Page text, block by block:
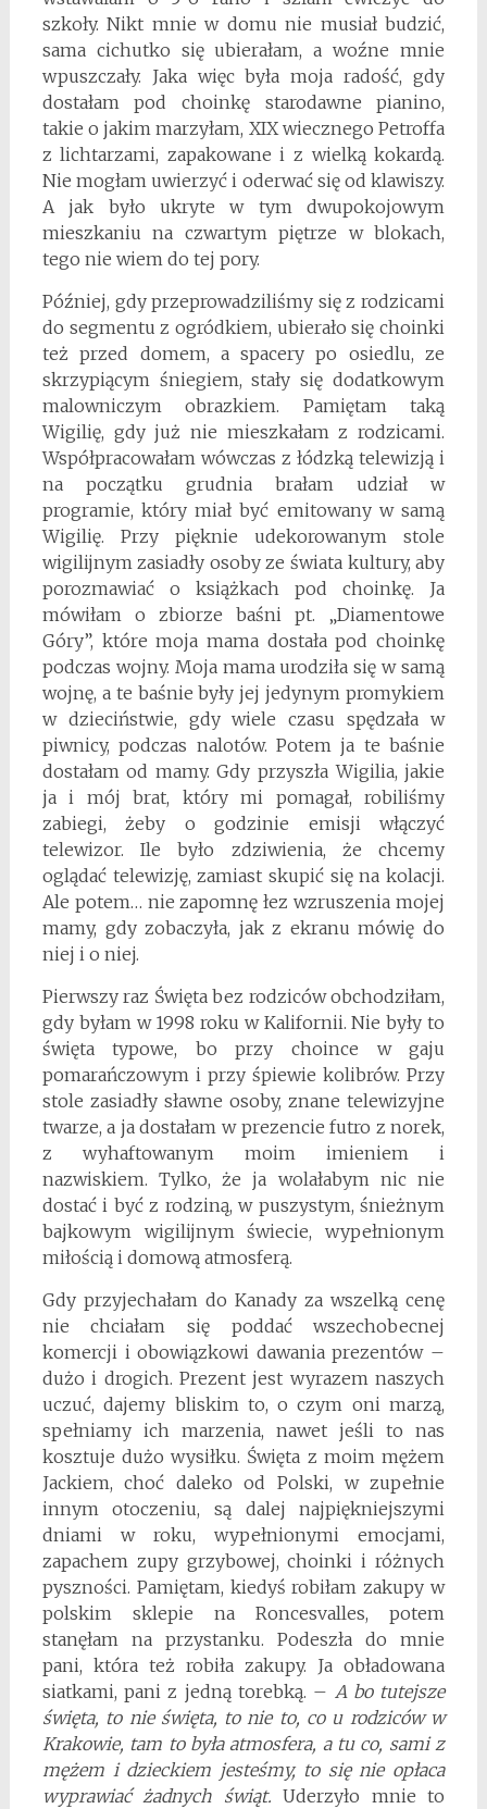
szkoły. Nikt mnie w domu nie musiał budzić,
sama cichutko się ubierałam, a woźne mnie
wpuszczały. Jaka więc była moja radość, gdy
dostałam pod choinkę starodawne pianino,
takie o jakim marzyłam, XIX wiecznego Petroffa
z lichtarzami, zapakowane i z wielką kokardą.
Nie mogłam uwierzyć i oderwać się od klawiszy.
A jak było ukryte w tym dwupokojowym
mieszkaniu na czwartym piętrze w blokach,
tego nie wiem do tej pory.
Później, gdy przeprowadziliśmy się z rodzicami
do segmentu z ogródkiem, ubierało się choinki
też przed domem, a spacery po osiedlu, ze
skrzypiącym śniegiem, stały się dodatkowym
malowniczym obrazkiem. Pamiętam taką
Wigilię, gdy już nie mieszkałam z rodzicami.
Współpracowałam wówczas z łódzką telewizją i
na początku grudnia brałam udział w
programie, który miał być emitowany w samą
Wigilię. Przy pięknie udekorowanym stole
wigilijnym zasiadły osoby ze świata kultury, aby
porozmawiać o książkach pod choinkę. Ja
mówiłam o zbiorze baśni pt. „Diamentowe
Góry”, które moja mama dostała pod choinkę
podczas wojny. Moja mama urodziła się w samą
wojnę, a te baśnie były jej jedynym promykiem
w dzieciństwie, gdy wiele czasu spędzała w
piwnicy, podczas nalotów. Potem ja te baśnie
dostałam od mamy. Gdy przyszła Wigilia, jakie
ja i mój brat, który mi pomagał, robiliśmy
zabiegi, żeby o godzinie emisji włączyć
telewizor. Ile było zdziwienia, że chcemy
oglądać telewizję, zamiast skupić się na kolacji.
Ale potem… nie zapomnę łez wzruszenia mojej
mamy, gdy zobaczyła, jak z ekranu mówię do
niej i o niej.
Pierwszy raz Święta bez rodziców obchodziłam,
gdy byłam w 1998 roku w Kalifornii. Nie były to
święta typowe, bo przy choince w gaju
pomarańczowym i przy śpiewie kolibrów. Przy
stole zasiadły sławne osoby, znane telewizyjne
twarze, a ja dostałam w prezencie futro z norek,
z wyhaftowanym moim imieniem i
nazwiskiem. Tylko, że ja wolałabym nic nie
dostać i być z rodziną, w puszystym, śnieżnym
bajkowym wigilijnym świecie, wypełnionym
miłością i domową atmosferą.
Gdy przyjechałam do Kanady za wszelką cenę
nie chciałam się poddać wszechobecnej
komercji i obowiązkowi dawania prezentów –
dużo i drogich. Prezent jest wyrazem naszych
uczuć, dajemy bliskim to, o czym oni marzą,
spełniamy ich marzenia, nawet jeśli to nas
kosztuje dużo wysiłku. Święta z moim mężem
Jackiem, choć daleko od Polski, w zupełnie
innym otoczeniu, są dalej najpiękniejszymi
dniami w roku, wypełnionymi emocjami,
zapachem zupy grzybowej, choinki i różnych
pyszności. Pamiętam, kiedyś robiłam zakupy w
polskim sklepie na Roncesvalles, potem
stanęłam na przystanku. Podeszła do mnie
pani, która też robiła zakupy. Ja obładowana
siatkami, pani z jedną torebką. – A bo tutejsze
święta, to nie święta, to nie to, co u rodziców w
Krakowie, tam to była atmosfera, a tu co, sami z
mężem i dzieckiem jesteśmy, to się nie opłaca
wyprawiać żadnych świąt. Uderzyło mnie to